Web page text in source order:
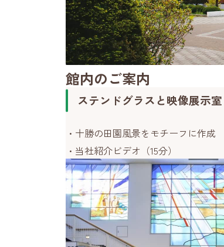
館内のご案内
ステンドグラスと映像展示室
十勝の田園風景をモチーフに作成
当社紹介ビデオ（15分）